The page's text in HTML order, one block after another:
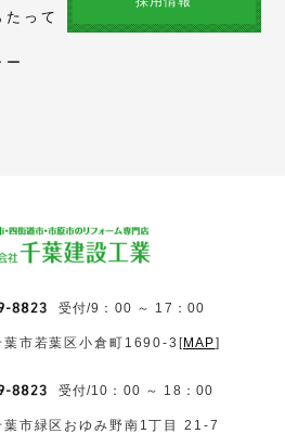
って
受付/9：00 ～ 17：00
葉市若葉区小倉町1690‐3 [MAP]
受付/10：00 ～ 18：00
葉市緑区おゆみ野南1丁目 21-7